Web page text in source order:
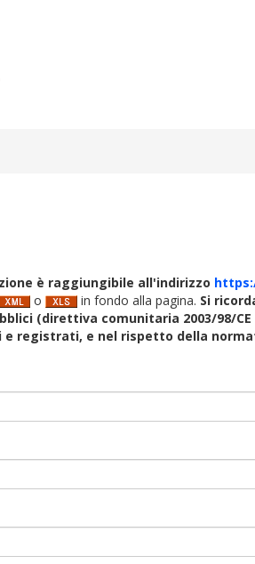
è raggiungibile all'indirizzo
o in fondo alla pagina. Si
(direttiva comunitaria 2003/98/
registrati, e nel rispetto della